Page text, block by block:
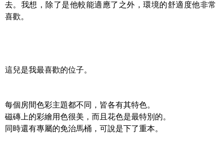
去。我想，除了是他較能適應了之外，環境的舒適度他非常
喜歡。
這兒是我最喜歡的位子。
每個房間色彩主題都不同，皆各有其特色。
磁磚上的彩繪用色很美，而且花色是最特別的。
同時還有專屬的免治馬桶，可說是下了重本。